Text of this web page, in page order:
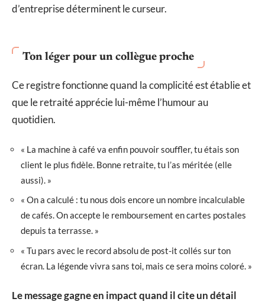
d’entreprise déterminent le curseur.
Ton léger pour un collègue proche
Ce registre fonctionne quand la complicité est établie et
que le retraité apprécie lui-même l’humour au
quotidien.
« La machine à café va enfin pouvoir souffler, tu étais son
client le plus fidèle. Bonne retraite, tu l’as méritée (elle
aussi). »
« On a calculé : tu nous dois encore un nombre incalculable
de cafés. On accepte le remboursement en cartes postales
depuis ta terrasse. »
« Tu pars avec le record absolu de post-it collés sur ton
écran. La légende vivra sans toi, mais ce sera moins coloré. »
Le message gagne en impact quand il cite un détail